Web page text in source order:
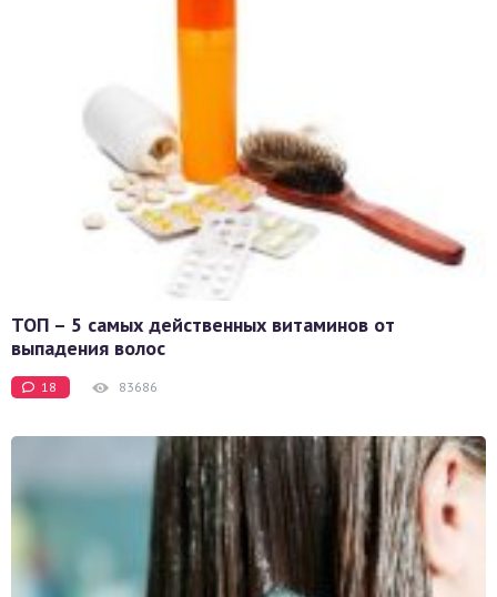
ТОП – 5 самых действенных витаминов от
выпадения волос
18 83686